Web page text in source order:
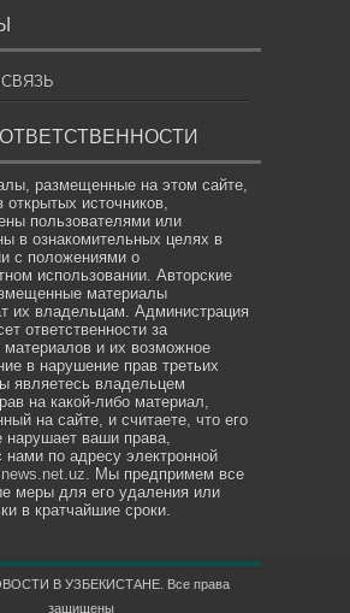
размещенные на этом сайте,
открытых источников,
пользователями или
в ознакомительных целях в
с положениями о
использовании. Авторские
материалы
их владельцам. Администрация
ответственности за
и их возможное
в нарушение прав третьих
являетесь владельцем
на какой-либо материал,
на сайте, и считаете, что его
нарушает ваши права,
нами по адресу электронной
. Мы предпримем все
меры для его удаления или
в кратчайшие сроки.
В УЗБЕКИСТАНЕ. Все права
защищены